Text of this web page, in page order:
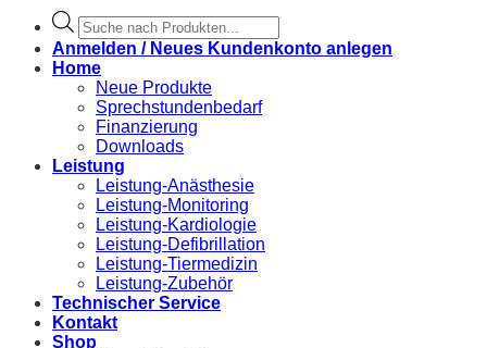
Products
search
Anmelden / Neues Kundenkonto anlegen
Home
Neue Produkte
Sprechstundenbedarf
Finanzierung
Downloads
Leistung
Leistung-Anästhesie
Leistung-Monitoring
Leistung-Kardiologie
Leistung-Defibrillation
Leistung-Tiermedizin
Leistung-Zubehör
Technischer Service
Kontakt
Shop